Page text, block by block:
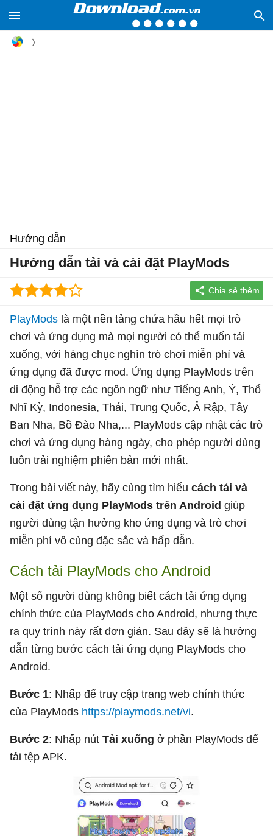
Hướng dẫn
Hướng dẫn tải và cài đặt PlayMods
PlayMods là một nền tảng chứa hầu hết mọi trò
chơi và ứng dụng mà mọi người có thể muốn tải
xuống, với hàng chục nghìn trò chơi miễn phí và
ứng dụng đã được mod. Ứng dụng PlayMods trên
di động hỗ trợ các ngôn ngữ như Tiếng Anh, Ý, Thổ
Nhĩ Kỳ, Indonesia, Thái, Trung Quốc, Ả Rập, Tây
Ban Nha, Bồ Đào Nha,... PlayMods cập nhật các trò
chơi và ứng dụng hàng ngày, cho phép người dùng
luôn trải nghiệm phiên bản mới nhất.
Trong bài viết này, hãy cùng tìm hiểu cách tải và
cài đặt ứng dụng PlayMods trên Android giúp
người dùng tận hưởng kho ứng dụng và trò chơi
miễn phí vô cùng đặc sắc và hấp dẫn.
Cách tải PlayMods cho Android
Một số người dùng không biết cách tải ứng dụng
chính thức của PlayMods cho Android, nhưng thực
ra quy trình này rất đơn giản. Sau đây sẽ là hướng
dẫn từng bước cách tải ứng dụng PlayMods cho
Android.
Bước 1: Nhấp để truy cập trang web chính thức
của PlayMods https://playmods.net/vi.
Bước 2: Nhấp nút Tải xuống ở phần PlayMods để
tải tệp APK.